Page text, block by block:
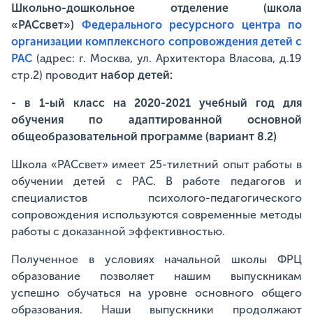
Школьно-дошкольное отделение (школа
«РАСсвет») Федерального ресурсного центра по
организации комплексного сопровождения детей с
РАС (адрес: г. Москва, ул. Архитектора Власова, д.19
стр.2) проводит набор детей:
- в 1-ый класс на 2020-2021 учебный год для
обучения по адаптированной основной
общеобразовательной программе (вариант 8.2)
Школа «РАСсвет» имеет 25-тилетний опыт работы в
обучении детей с РАС. В работе педагогов и
специалистов психолого-педагогического
сопровождения используются современные методы
работы с доказанной эффективностью.
Полученное в условиях начальной школы ФРЦ
образование позволяет нашим выпускникам
успешно обучаться на уровне основного общего
образования. Наши выпускники продолжают